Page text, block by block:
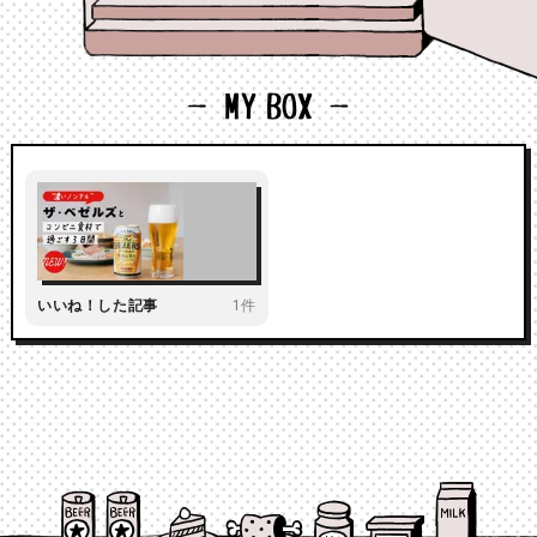
いいね！した記事 1件